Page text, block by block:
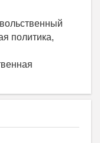
политика,